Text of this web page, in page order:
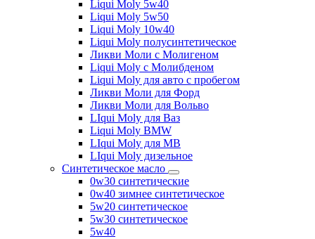
Liqui Moly 5w40
Liqui Moly 5w50
Liqui Moly 10w40
Liqui Moly полусинтетическое
Ликви Моли с Молигеном
Liqui Moly с Молибденом
Liqui Moly для авто с пробегом
Ликви Моли для Форд
Ликви Моли для Вольво
LIqui Moly для Ваз
Liqui Moly BMW
LIqui Moly для MB
LIqui Moly дизельное
Синтетическое масло
0w30 синтетические
0w40 зимнее синтетическое
5w20 синтетическое
5w30 синтетическое
5w40